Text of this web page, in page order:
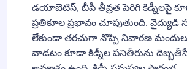
డయాబెటిస్, బీపీ తీవ్రత పెరిగి కిడ్నీలపై
ప్రతికూల ప్రభావం చూపుతుంది. వైద్యుడి
లేకుండా తరచుగా నొప్పి నివారణ
వాడటం కూడా కిడ్నీల పనితీరును